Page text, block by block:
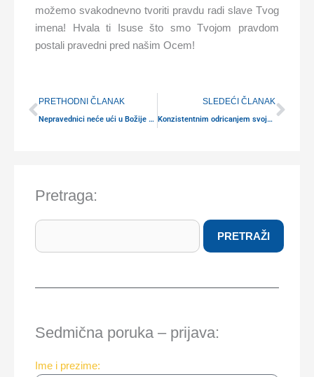
možemo svakodnevno tvoriti pravdu radi slave Tvog
imena! Hvala ti Isuse što smo Tvojom pravdom
postali pravedni pred našim Ocem!
Prev
PRETHODNI ČLANAK
Nepravednici neće ući u Božije carstvo
SLEDEĆI ČLANAK
Konzistentnim odricanjem svoje volje postaćeš duhovan (1)
Pretraga:
Search
PRETRAŽI
Sedmična poruka – prijava:
Ime i prezime: